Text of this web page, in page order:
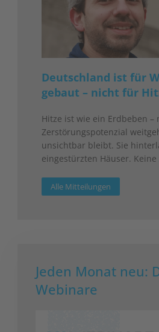
Deutschland ist für
gebaut – nicht für
Hitze ist wie ein Erdbeben –
Zerstörungspotenzial
unsichtbar bleibt. Sie
eingestürzten Häuser.
Alle Mitteilungen
Jeden Monat neu:
Webinare